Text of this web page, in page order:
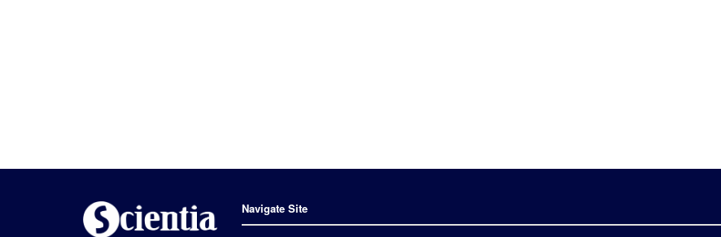
Navigate Site